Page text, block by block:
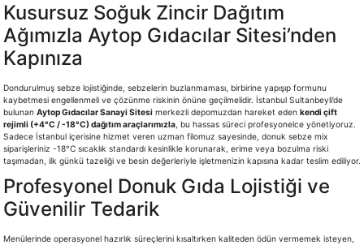
Kusursuz Soğuk Zincir Dağıtım
Ağımızla Aytop Gıdacılar Sitesi’nden
Kapınıza
Dondurulmuş sebze lojistiğinde, sebzelerin buzlanmaması, birbirine yapışıp formunu
kaybetmesi engellenmeli ve çözünme riskinin önüne geçilmelidir. İstanbul Sultanbeyli’de
bulunan Aytop Gıdacılar Sanayi Sitesi merkezli depomuzdan hareket eden kendi çift
rejimli (+4°C / -18°C) dağıtım araçlarımızla , bu hassas süreci profesyonelce yönetiyoruz.
Sadece İstanbul içerisine hizmet veren uzman filomuz sayesinde, donuk sebze mix
siparişleriniz -18°C sıcaklık standardı kesinlikle korunarak, erime veya bozulma riski
taşımadan, ilk günkü tazeliği ve besin değerleriyle işletmenizin kapısına kadar teslim ediliyor.
Profesyonel Donuk Gıda Lojistiği ve
Güvenilir Tedarik
Menülerinde operasyonel hazırlık süreçlerini kısaltırken kaliteden ödün vermemek isteyen,